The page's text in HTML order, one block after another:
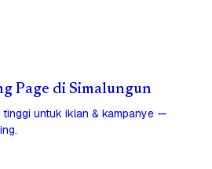
Page di Simalungun
untuk iklan & kampanye —